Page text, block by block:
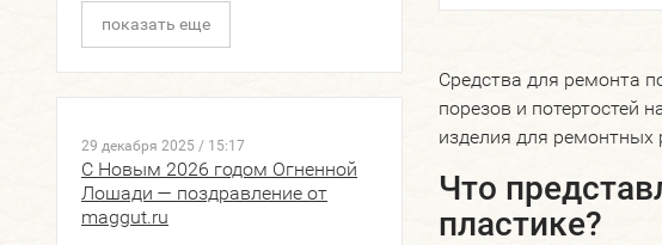
Nico
OdorGone
POPULAR
RAINDROPS
SALTON
показать еще
29 декабря 2025 / 15:17
С Новым 2026 годом Огненной
Лошади — поздравление от
maggut.ru
Средства для ремонта
порезов и потертостей
изделия для ремонтных
Что
пластике?